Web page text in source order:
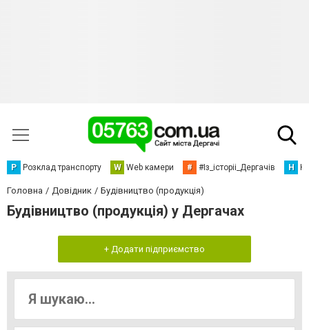
Р Розклад транспорту W Web камери # #Із_історіі_Дергачів Н
Головна Довідник Будівництво (продукція)
Будівництво (продукція) у Дергачах
+ Додати підприємство